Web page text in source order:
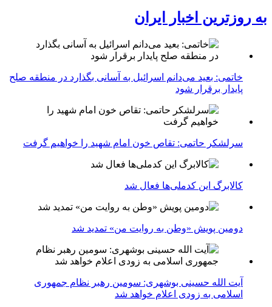
به روزترین اخبار ایران
خاتمی: بعید می‌دانم اسرائیل به آسانی بگذارد در منطقه صلح
پایدار برقرار شود
سرلشکر حاتمی: تقاص خون امام شهید را خواهیم گرفت
کالابرگ این کدملی‌ها فعال شد
دومین پویش «وطن به روایت من» تمدید شد
آیت الله حسینی بوشهری: سومین رهبر نظام جمهوری
اسلامی به زودی اعلام خواهد شد